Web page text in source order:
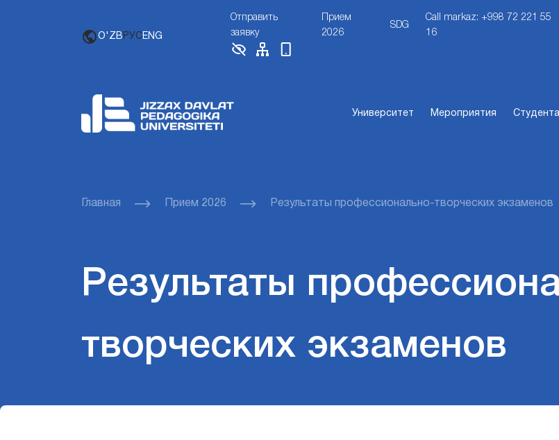
O'ZB РУСENG
Отправить
заявку
Прием
2026
SDG
Call markaz: +998 72 221 55
16
Университет Мероприятия
Главная Прием 2026 Результаты профессионально-творческих экзаменов
Результаты
творческих экзаменов